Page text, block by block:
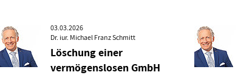
03.03.2026
Dr. iur. Michael Franz Schmitt
Löschung einer
vermögenslosen GmbH